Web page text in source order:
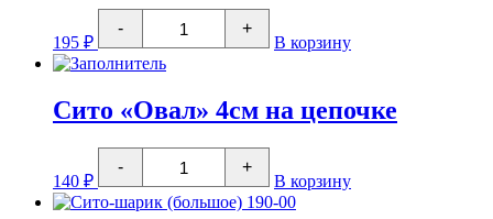
195 ₽
-
Количество
товара
Сито
с
чайник
+
В корзину
Сито «Овал» 4см на цепочке
140 ₽
-
Количество
товара
Сито
"Овал"
+
В корзину